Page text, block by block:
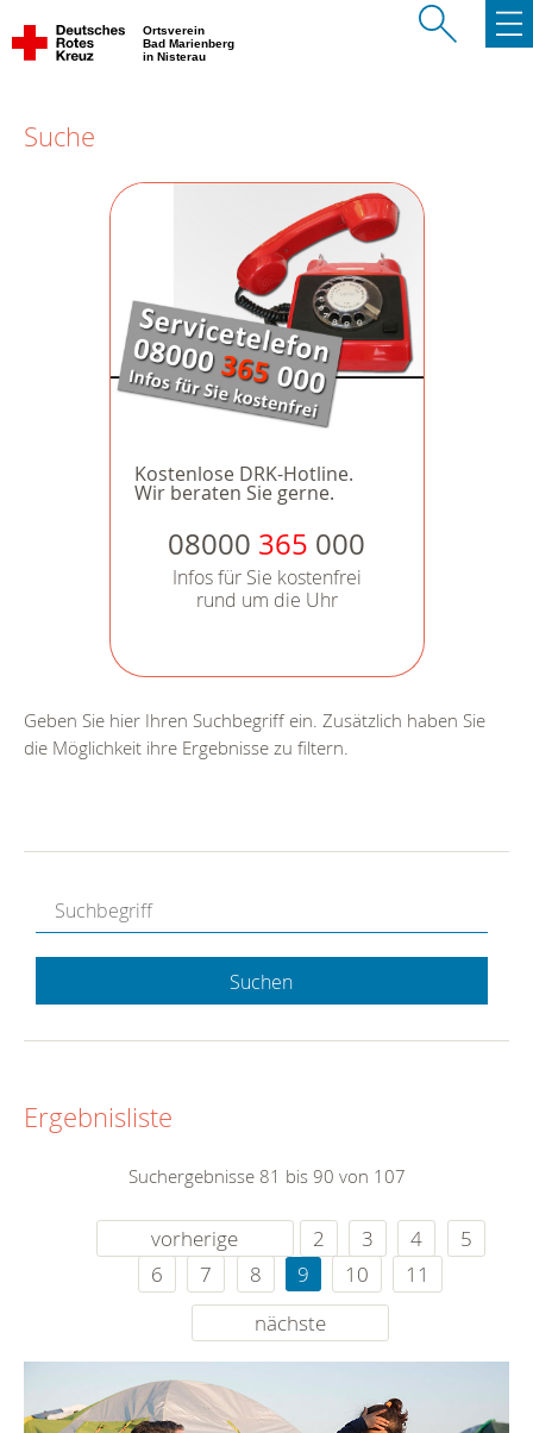
Ortsverein
Bad Marienberg
in Nisterau
Suche
Kostenlose DRK-Hotline.
Wir beraten Sie gerne.
08000 365 000
Infos für Sie kostenfrei
rund um die Uhr
Geben Sie hier Ihren Suchbegriff ein. Zusätzlich haben Sie
die Möglichkeit ihre Ergebnisse zu filtern.
Suchen
Ergebnisliste
Suchergebnisse 81 bis 90 von 107
vorherige 2 3 4
5
6
7 8 9 10
11
nächste